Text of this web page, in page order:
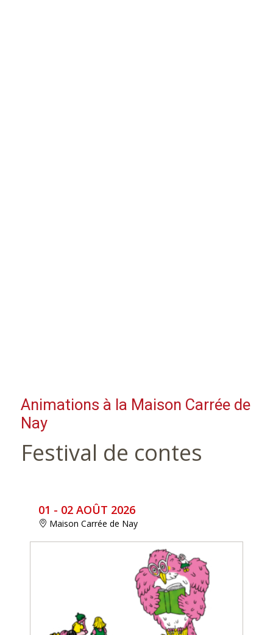
Animations à la Maison Carrée de
Nay
Festival de contes
01 - 02 AOÛT 2026
Maison Carrée de Nay